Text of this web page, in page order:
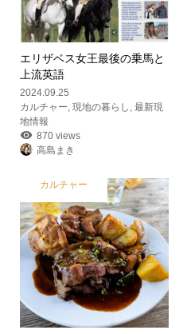
エリザベス女王最後の乗馬と
上流英語
2024.09.25
カルチャー, 現地の暮らし , 最新現
地情報
870 views
高島まき
カルチャー